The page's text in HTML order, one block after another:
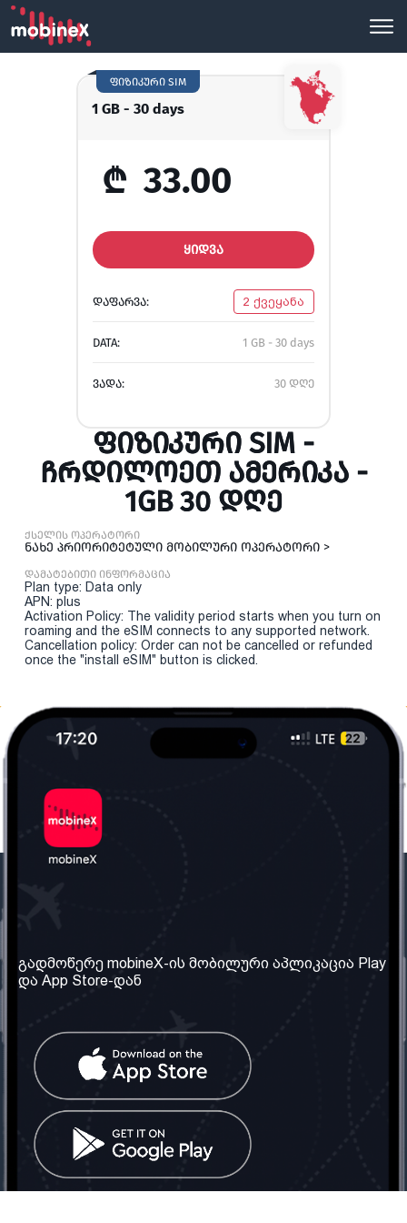
1 GB - 30 days
ფიზიკური SIM
₾ 33.00
ᲧᲘᲓᲕᲐ
ᲓᲐᲤᲐᲠᲕᲐ: 2 ქვეყანა
DATA: 1 GB - 30 days
ᲕᲐᲓᲐ: 30 დღე
ᲤᲘᲖᲘᲙᲣᲠᲘ SIM -
ᲩᲠᲓᲘᲚᲝᲔᲗ ᲐᲛᲔᲠᲘᲙᲐ -
1GB 30 ᲓᲦᲔ
ქსელის ოპერატორი
ნახე პრიორიტეტული მობილური ოპერატორი >
დამატებითი ინფორმაცია
Plan type: Data only
APN: plus
Activation Policy: The validity period starts when you turn on
roaming and the eSIM connects to any supported network.
Cancellation policy: Order can not be cancelled or refunded
once the "install eSIM" button is clicked.
ჩვენ შესახებ
ჩვენი სერვისები
წესები და პირობები
კითხვები
კონტაქტი
საქართველო: თბილისი
ტელ: 032 2 04 00 50
ელ. ფოსტა:
info@mobinex.ge
სოციალური ქსელი
გადმოწერე mobineX-ის მობილური აპლიკაცია Play
და App Store-დან